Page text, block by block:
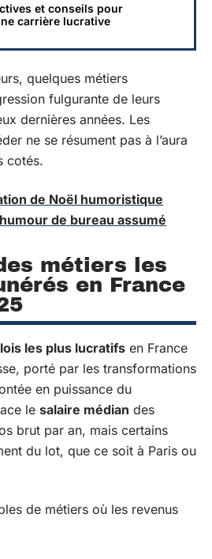
et conseils pour
carrière lucrative
quelques métiers
fulgurante de leurs
dernières années. Les
ne se résument pas à l’aura
cotés.
de Noël humoristique
de bureau assumé
métiers les
en France
les plus lucratifs en France
porté par les transformations
en puissance du
le salaire médian des
brut par an, mais certains
du lot, que ce soit à Paris ou
de métiers où les revenus